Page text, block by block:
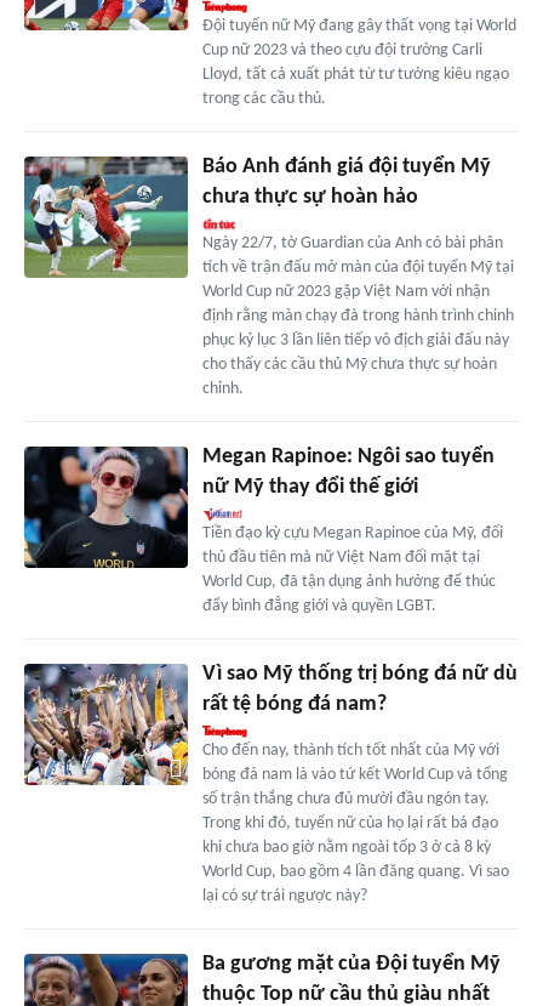
Đội tuyển nữ Mỹ đang gây thất vọng tại World
Cup nữ 2023 và theo cựu đội trưởng Carli
Lloyd, tất cả xuất phát từ tư tưởng kiêu ngạo
trong các cầu thủ.
Báo Anh đánh giá đội tuyển Mỹ
chưa thực sự hoàn hảo
Ngày 22/7, tờ Guardian của Anh có bài phân
tích về trận đấu mở màn của đội tuyển Mỹ tại
World Cup nữ 2023 gặp Việt Nam với nhận
định rằng màn chạy đà trong hành trình chinh
phục kỷ lục 3 lần liên tiếp vô địch giải đấu này
cho thấy các cầu thủ Mỹ chưa thực sự hoàn
chỉnh.
Megan Rapinoe: Ngôi sao tuyển
nữ Mỹ thay đổi thế giới
Tiền đạo kỳ cựu Megan Rapinoe của Mỹ, đối
thủ đầu tiên mà nữ Việt Nam đối mặt tại
World Cup, đã tận dụng ảnh hưởng để thúc
đẩy bình đẳng giới và quyền LGBT.
Vì sao Mỹ thống trị bóng đá nữ dù
rất tệ bóng đá nam?
Cho đến nay, thành tích tốt nhất của Mỹ với
bóng đá nam là vào tứ kết World Cup và tổng
số trận thắng chưa đủ mười đầu ngón tay.
Trong khi đó, tuyển nữ của họ lại rất bá đạo
khi chưa bao giờ nằm ngoài tốp 3 ở cả 8 kỳ
World Cup, bao gồm 4 lần đăng quang. Vì sao
lại có sự trái ngược này?
Ba gương mặt của Đội tuyển Mỹ
thuộc Top nữ cầu thủ giàu nhất